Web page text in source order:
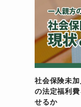
社会保険未
の法定福利
せるか